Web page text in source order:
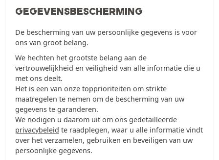
GEGEVENSBESCHERMING
De bescherming van uw persoonlijke gegevens is voor
ons van groot belang.
We hechten het grootste belang aan de
vertrouwelijkheid en veiligheid van alle informatie die u
met ons deelt.
Het is een van onze topprioriteiten om strikte
maatregelen te nemen om de bescherming van uw
gegevens te garanderen.
We nodigen u daarom uit om ons gedetailleerde
privacybeleid te raadplegen, waar u alle informatie vindt
over het verzamelen, gebruiken en beveiligen van uw
persoonlijke gegevens.